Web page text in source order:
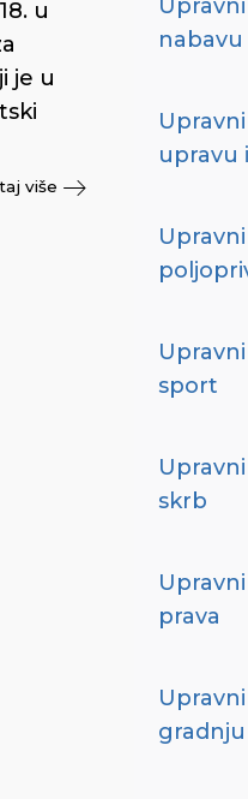
u
je u
više
nabavu
upravu
sport
skrb
prava